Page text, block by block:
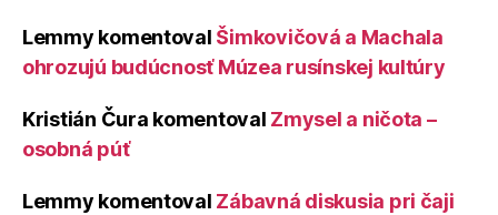
Lemmy komentoval Šimkovičová a Machala
ohrozujú budúcnosť Múzea rusínskej kultúry
Kristián Čura komentoval Zmysel a ničota –
osobná púť
Lemmy komentoval Zábavná diskusia pri čaji